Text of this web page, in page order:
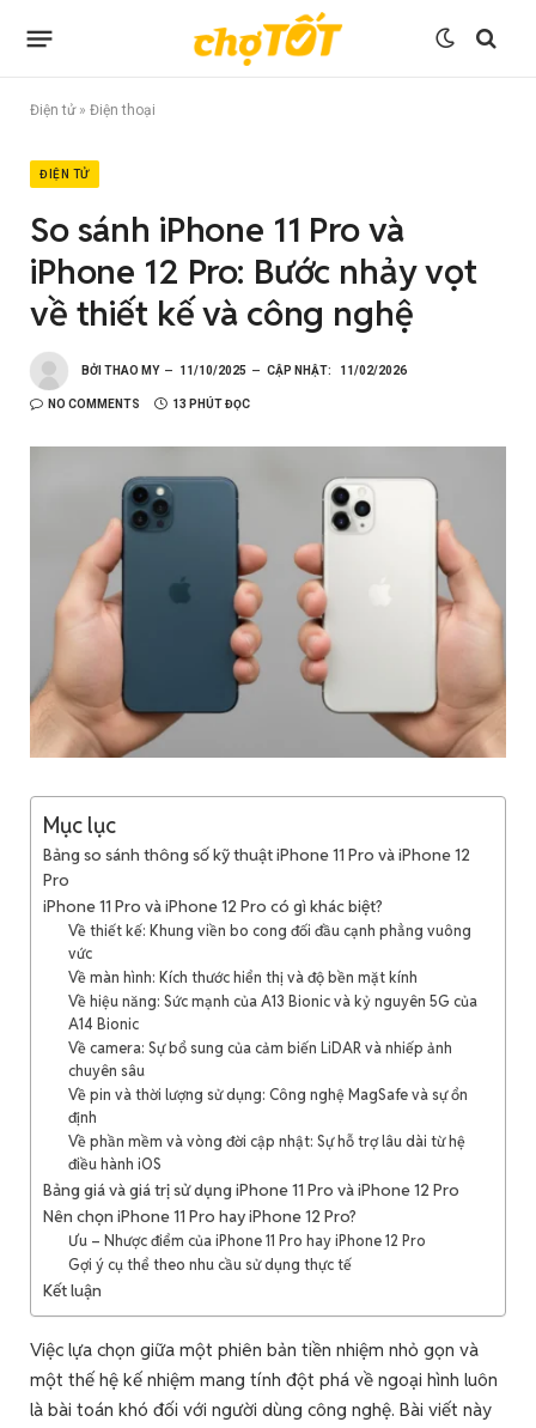
Điện tử» Điện thoại
ĐIỆN TỬ
So sánh iPhone 11 Pro và
iPhone 12 Pro: Bước nhảy vọt
về thiết kế và công nghệ
BỞI THAO MY 11/10/2025 CẬP NHẬT: 11/02/2026
NO COMMENTS 13 PHÚT ĐỌC
Mục lục
Bảng so sánh thông số kỹ thuật iPhone 11 Pro và iPhone 12
Pro
iPhone 11 Pro và iPhone 12 Pro có gì khác biệt?
Về thiết kế: Khung viền bo cong đối đầu cạnh phẳng vuông
vức
Về màn hình: Kích thước hiển thị và độ bền mặt kính
Về hiệu năng: Sức mạnh của A13 Bionic và kỷ nguyên 5G của
A14 Bionic
Về camera: Sự bổ sung của cảm biến LiDAR và nhiếp ảnh
chuyên sâu
Về pin và thời lượng sử dụng: Công nghệ MagSafe và sự ổn
định
Về phần mềm và vòng đời cập nhật: Sự hỗ trợ lâu dài từ hệ
điều hành iOS
Bảng giá và giá trị sử dụng iPhone 11 Pro và iPhone 12 Pro
Nên chọn iPhone 11 Pro hay iPhone 12 Pro?
Ưu – Nhược điểm của iPhone 11 Pro hay iPhone 12 Pro
Gợi ý cụ thể theo nhu cầu sử dụng thực tế
Kết luận
Việc lựa chọn giữa một phiên bản tiền nhiệm nhỏ gọn và
một thế hệ kế nhiệm mang tính đột phá về ngoại hình luôn
là bài toán khó đối với người dùng công nghệ. Bài viết này